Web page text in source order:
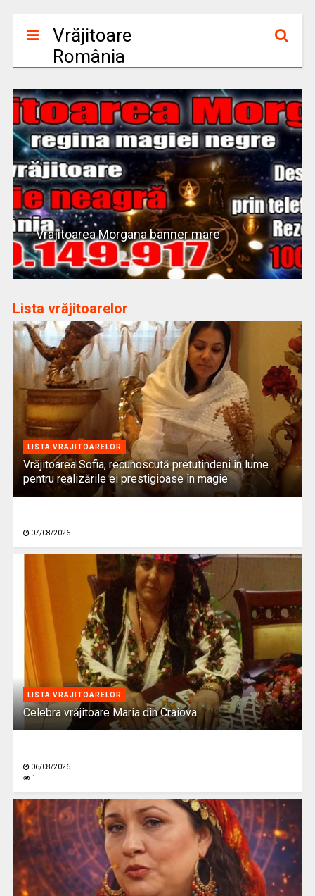
Vrăjitoare
România
Vrajitoarea Morgana banner mare
Lista vrăjitoarelor
LISTA VRAJITOARELOR
Vrăjitoarea Sofia, recunoscută pretutindeni în lume
pentru realizările ei prestigioase în magie
07/08/2026
LISTA VRAJITOARELOR
Celebra vrăjitoare Maria din Craiova
06/08/2026
1